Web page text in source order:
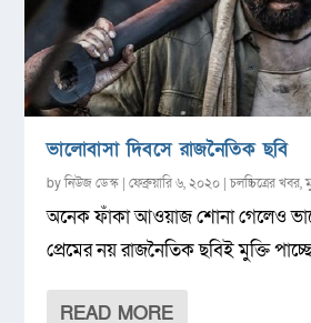
ভালোবাসা দিবসে রাজনৈতিক ছবি
byনিউজ ডেস্ক |ফেব্রুয়ারি ৬, ২০২০ |চলচ্চিত্রের খবর,
অনেক ফাঁকা আওয়াজ শোনা গেলেও
প্রেমের নয় রাজনৈতিক ছবিই মুক্তি
READ MORE